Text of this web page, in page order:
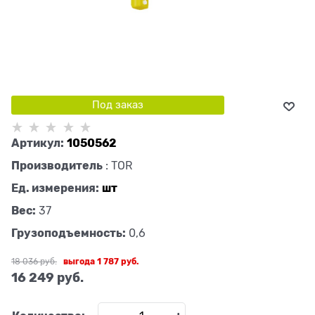
Под заказ
Артикул: 1050562
Производитель : TOR
Ед. измерения: шт
Вес: 37
Грузоподъемность: 0,6
18 036 руб.
16 249 руб.
выгода1 787 руб.